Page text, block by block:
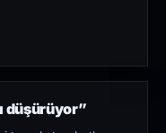
düşürüyor”